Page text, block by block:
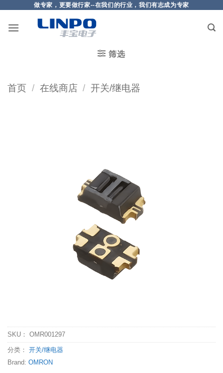
做专家，更要做行家--在我们的行业，我们有志成为专家
筛选
首页 / 在线商店 / 开关/继电器
SKU： OMR001297
分类： 开关/继电器
Brand: OMRON